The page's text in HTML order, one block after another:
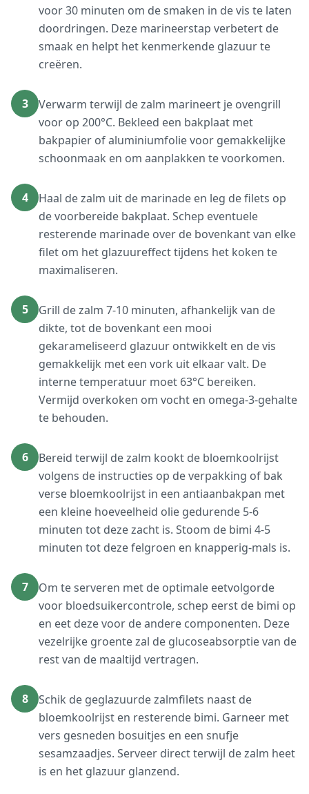
voor 30 minuten om de smaken in de vis te laten
doordringen. Deze marineerstap verbetert de
smaak en helpt het kenmerkende glazuur te
creëren.
3
Verwarm terwijl de zalm marineert je ovengrill
voor op 200°C. Bekleed een bakplaat met
bakpapier of aluminiumfolie voor gemakkelijke
schoonmaak en om aanplakken te voorkomen.
4
Haal de zalm uit de marinade en leg de filets op
de voorbereide bakplaat. Schep eventuele
resterende marinade over de bovenkant van elke
filet om het glazuureffect tijdens het koken te
maximaliseren.
5
Grill de zalm 7-10 minuten, afhankelijk van de
dikte, tot de bovenkant een mooi
gekarameliseerd glazuur ontwikkelt en de vis
gemakkelijk met een vork uit elkaar valt. De
interne temperatuur moet 63°C bereiken.
Vermijd overkoken om vocht en omega-3-gehalte
te behouden.
6
Bereid terwijl de zalm kookt de bloemkoolrijst
volgens de instructies op de verpakking of bak
verse bloemkoolrijst in een antiaanbakpan met
een kleine hoeveelheid olie gedurende 5-6
minuten tot deze zacht is. Stoom de bimi 4-5
minuten tot deze felgroen en knapperig-mals is.
7
Om te serveren met de optimale eetvolgorde
voor bloedsuikercontrole, schep eerst de bimi op
en eet deze voor de andere componenten. Deze
vezelrijke groente zal de glucoseabsorptie van de
rest van de maaltijd vertragen.
8
Schik de geglazuurde zalmfilets naast de
bloemkoolrijst en resterende bimi. Garneer met
vers gesneden bosuitjes en een snufje
sesamzaadjes. Serveer direct terwijl de zalm heet
is en het glazuur glanzend.